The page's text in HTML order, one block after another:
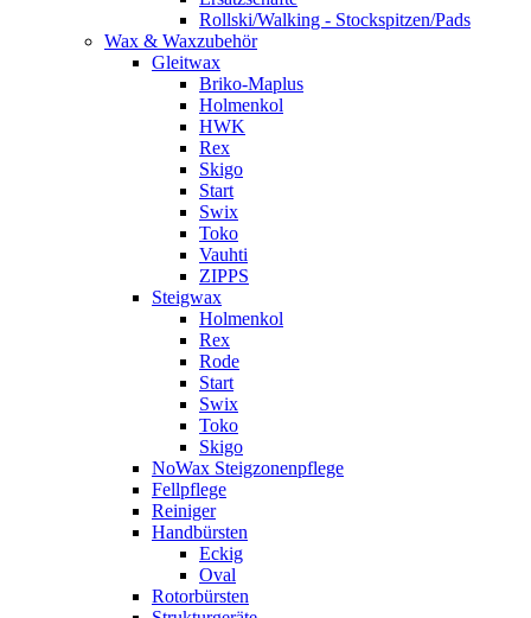
Rollski/Walking - Stockspitzen/Pads
Wax & Waxzubehör
Gleitwax
Briko-Maplus
Holmenkol
HWK
Rex
Skigo
Start
Swix
Toko
Vauhti
ZIPPS
Steigwax
Holmenkol
Rex
Rode
Start
Swix
Toko
Skigo
NoWax Steigzonenpflege
Fellpflege
Reiniger
Handbürsten
Eckig
Oval
Rotorbürsten